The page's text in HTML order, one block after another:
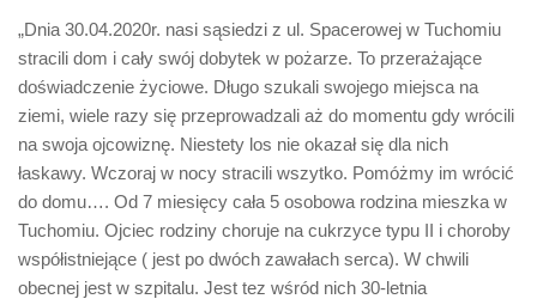
„Dnia 30.04.2020r. nasi sąsiedzi z ul. Spacerowej w Tuchomiu
stracili dom i cały swój dobytek w pożarze. To przerażające
doświadczenie życiowe. Długo szukali swojego miejsca na
ziemi, wiele razy się przeprowadzali aż do momentu gdy wrócili
na swoja ojcowiznę. Niestety los nie okazał się dla nich
łaskawy. Wczoraj w nocy stracili wszytko. Pomóżmy im wrócić
do domu…. Od 7 miesięcy cała 5 osobowa rodzina mieszka w
Tuchomiu. Ojciec rodziny choruje na cukrzyce typu II i choroby
współistniejące ( jest po dwóch zawałach serca). W chwili
obecnej jest w szpitalu. Jest tez wśród nich 30-letnia